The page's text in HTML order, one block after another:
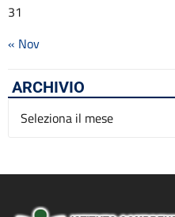
31
« Nov
ARCHIVIO
Archivio